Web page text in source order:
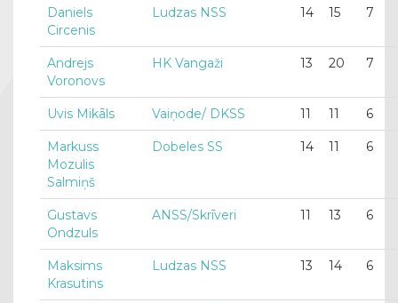
Daniels
Circenis
Ludzas NSS 14 15 7
Andrejs
Voronovs
HK Vangaži 13 20 7
Uvis Mikāls Vaiņode/ DKSS 11 11 6
Markuss
Mozulis
Salmiņš
Dobeles SS 14 11 6
Gustavs
Ondzuls
ANSS/Skrīveri 11 13 6
Maksims
Krasutins
Ludzas NSS 13 14 6